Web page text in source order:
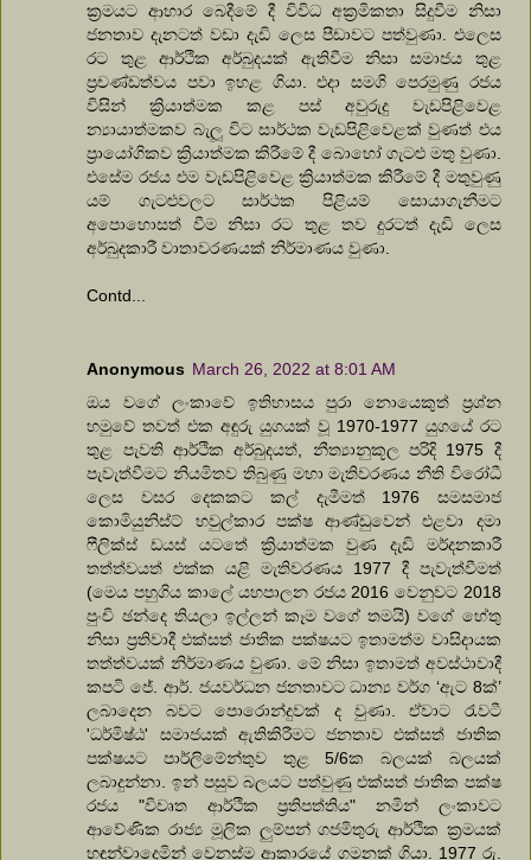
ක්‍රමයට ආහාර බෙදීමේ දී විවිධ අක්‍රමිකතා සිදුවීම නිසා
ජනතාව දැනටත් වඩා දැඩි ලෙස පීඩාවට පත්වුණා. එලෙස
රට තුළ ආර්ථික අර්බුදයක් ඇතිවීම නිසා සමාජය තුළ
ප්‍රචණ්ඩත්වය පවා ඉහළ ගියා. එදා සමගි පෙරමුණු රජය
විසින් ක්‍රියාත්මක කළ පස් අවුරුදු වැඩපිළිවෙළ
න්‍යායාත්මකව බැලූ විට සාර්ථක වැඩපිළිවෙළක් වුණත් එය
ප්‍රායෝගිකව ක්‍රියාත්මක කිරීමේ දී බොහෝ ගැටළු මතු වුණා.
එසේම රජය එම වැඩපිළිවෙළ ක්‍රියාත්මක කිරීමේ දී මතුවුණු
යම් ගැටළුවලට සාර්ථක පිළියම් සොයාගැනීමට
අපොහොසත් වීම නිසා රට තුළ තව දුරටත් දැඩි ලෙස
අර්බුදකාරී වාතාවරණයක් නිර්මාණය වුණා.
Contd...
Anonymous March 26, 2022 at 8:01 AM
ඔය වගේ ලංකාවේ ඉතිහාසය පුරා නොයෙකුත් ප්‍රශ්න
හමුවේ තවත් එක අඳුරු යුගයක් වූ 1970-1977 යුගයේ රට
තුළ පැවති ආර්ථික අර්බුදයත්, නීත්‍යානුකූල පරිදි 1975 දී
පැවැත්වීමට නියමිතව තිබුණු මහා මැතිවරණය නීති විරෝධී
ලෙස වසර දෙකකට කල් දැමීමත් 1976 සමසමාජ
කොමියුනිස්ට් හවුල්කාර පක්ෂ ආණ්ඩුවෙන් එළවා දමා
ෆීලික්ස් ඩයස් යටතේ ක්‍රියාත්මක වුණ දැඩි මර්දනකාරී
තත්ත්වයත් එක්ක යළි මැතිවරණය 1977 දී පැවැත්වීමත්
(මෙය පහුගිය කාලේ යහපාලන රජය 2016 වෙනුවට 2018
පුංචි ඡන්දෙ තියලා ඉල්ලන් කෑම වගේ තමයි) වගේ හේතු
නිසා ප්‍රතිවාදී එක්සත් ජාතික පක්ෂයට ඉතාමත්ම වාසිදායක
තත්ත්වයක් නිර්මාණය වුණා. මේ නිසා ඉතාමත් අවස්ථාවාදී
කපටි ජේ. ආර්. ජයවර්ධන ජනතාවට ධාන්‍ය වර්ග ‘ඇට 8ක්’
ලබාදෙන බවට පොරොන්දුවක් ද වුණා. ඒවාට රැවටී
'ධර්මිෂ්ඨ' සමාජයක් ඇතිකිරීමට ජනතාව එක්සත් ජාතික
පක්ෂයට පාර්ලිමේන්තුව තුළ 5/6ක බලයක් බලයක්
ලබාදුන්නා. ඉන් පසුව බලයට පත්වුණු එක්සත් ජාතික පක්ෂ
රජය "විවෘත ආර්ථික ප්‍රතිපත්තිය" නමින් ලංකාවට
ආවේණික රාජ්‍ය මූලික ලුම්පන් ගජමිතුරු ආර්ථික ක්‍රමයක්
හඳුන්වාදෙමින් වෙනස්ම ආකාරයේ ගමනක් ගියා. 1977 රු.